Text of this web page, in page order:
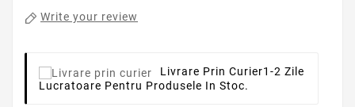
Write your review
Livrare Prin Curier1-2 Zile
Lucratoare Pentru Produsele In Stoc.